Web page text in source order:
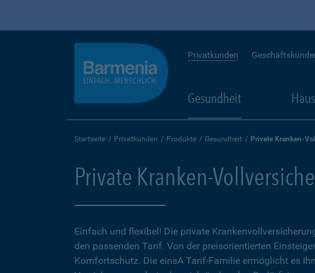
Privatkunden
Gesundheit
Startseite Privatkunden Produkte Gesundheit Private Kranken-
Private Kranken-
Einfach und flexibel! Die private
den passenden Tarif. Von der preisorientierten
Komfortschutz. Die einsA Tarif-Familie ermöglicht es